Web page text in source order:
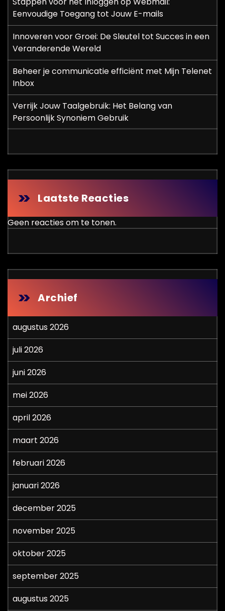
i
n
e
r
i
n
g
Eenvoudige Toegang tot Jouw E-mails
Innoveren voor Groei: De Sleutel tot Succes in een
Veranderende Wereld
Beheer je communicatie efficiënt met Mijn Telenet
Inbox
Verrijk Jouw Taalgebruik: Het Belang van
Persoonlijk Synoniem Gebruik
Laatste Reacties
Geen reacties om te tonen.
Archief
augustus 2026
juli 2026
juni 2026
mei 2026
april 2026
maart 2026
februari 2026
januari 2026
december 2025
november 2025
oktober 2025
september 2025
augustus 2025